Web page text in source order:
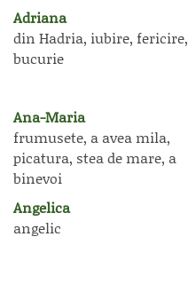
Adriana
din Hadria, iubire, fericire,
bucurie
Ana-Maria
frumusete, a avea mila,
picatura, stea de mare, a
binevoi
Angelica
angelic